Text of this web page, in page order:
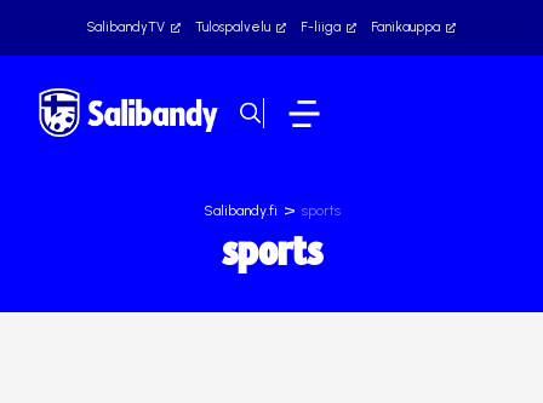
SalibandyTV Tulospalvelu F-liiga Fanikauppa
Salibandy.fi > sports
sports